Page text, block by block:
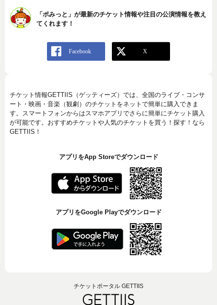
「ポみっと」が最新のチケット情報や注目の公演情報を教え
てくれます！
チケット情報GETTIIS（ゲッティーズ）では、全国のライブ・コンサ
ート・映画・音楽（観劇）のチケットをネットで簡単に購入できま
す。スマートフォンからはスマホアプリでさらに簡単にチケット購入
が可能です。おすすめチケットや人気のチケットを買う！探す！なら
GETTIIS！
アプリをApp Storeでダウンロード
アプリをGoogle Playでダウンロード
チケットポータル GETTIIS